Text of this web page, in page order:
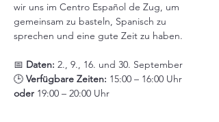
wir uns im Centro Español de Zug, um
gemeinsam zu basteln, Spanisch zu
sprechen und eine gute Zeit zu haben.
📅 Daten: 2., 9., 16. und 30. September
🕒 Verfügbare Zeiten: 15:00 – 16:00 Uhr
oder 19:00 – 20:00 Uhr